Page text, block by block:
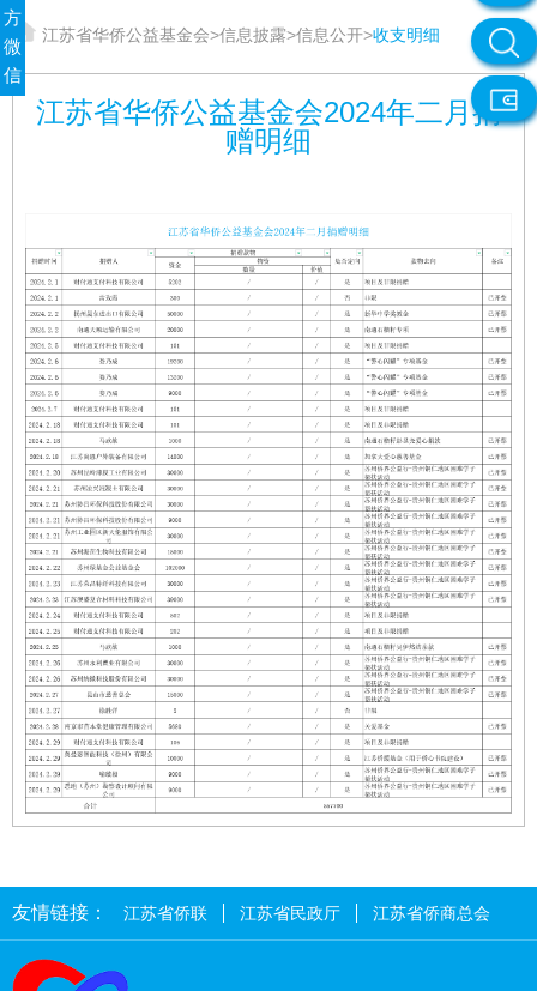
江苏省华侨公益基金会>信息披露>信息公开>收支明细
江苏省华侨公益基金会2024年二月捐
赠明细
友情链接： 江苏省侨联 江苏省民政厅 江苏省侨商总会
方
微
信